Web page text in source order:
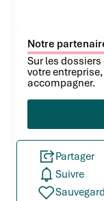
Notre
Sur les
votre
accompagner.
Partager
Suivre